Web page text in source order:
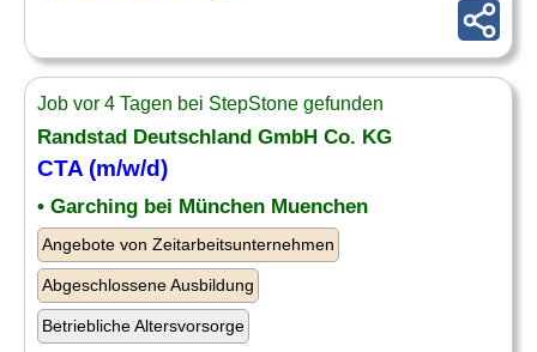
Job vor 4 Tagen bei StepStone gefunden
Randstad Deutschland GmbH Co. KG
CTA (m/w/d)
• Garching bei München Muenchen
Angebote von Zeitarbeitsunternehmen
Abgeschlossene Ausbildung
Betriebliche Altersvorsorge